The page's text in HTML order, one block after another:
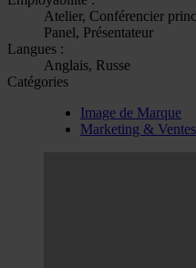
Atelier, Conférencier
Panel, Présentateur
Langues :
Anglais, Russe
Catégories
Image de Marque
Marketing & Ventes